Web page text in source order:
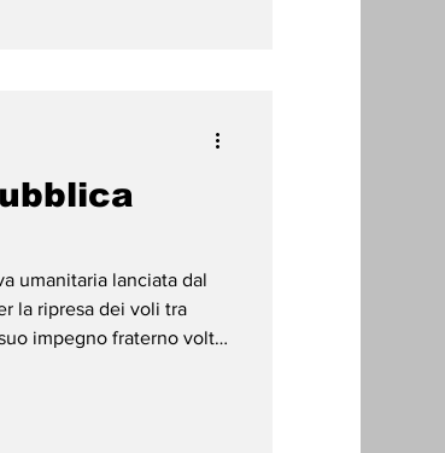
umanitaria lanciata dal
la ripresa dei voli tra
impegno fraterno volto